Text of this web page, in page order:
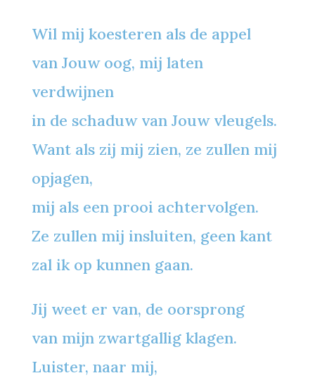
Wil mij koesteren als de appel
van Jouw oog, mij laten
verdwijnen
in de schaduw van Jouw vleugels.
Want als zij mij zien, ze zullen mij
opjagen,
mij als een prooi achtervolgen.
Ze zullen mij insluiten, geen kant
zal ik op kunnen gaan.
Jij weet er van, de oorsprong
van mijn zwartgallig klagen.
Luister, naar mij,